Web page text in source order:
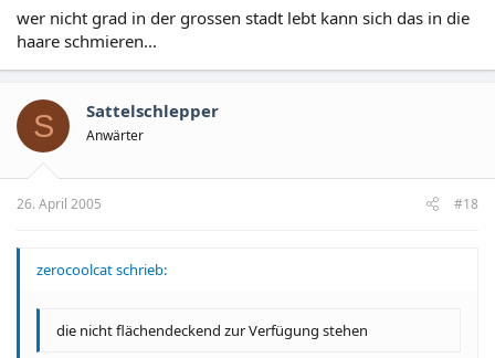
wer nicht grad in der grossen stadt lebt kann sich das in die
haare schmieren...
S Sattelschlepper
Anwärter
26. April 2005 #18
zerocoolcat schrieb:
die nicht flächendeckend zur Verfügung stehen